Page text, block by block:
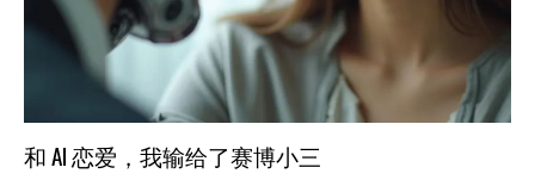
和 AI 恋爱，我输给了赛博小三